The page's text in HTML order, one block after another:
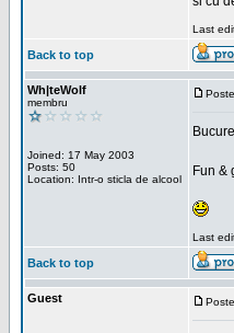
Last
Back to top
Wh|teWolf
membru
Joined: 17 May 2003
Posts: 50
Location: Intr-o sticla de alcool
Fun &
Last
Back to top
Guest